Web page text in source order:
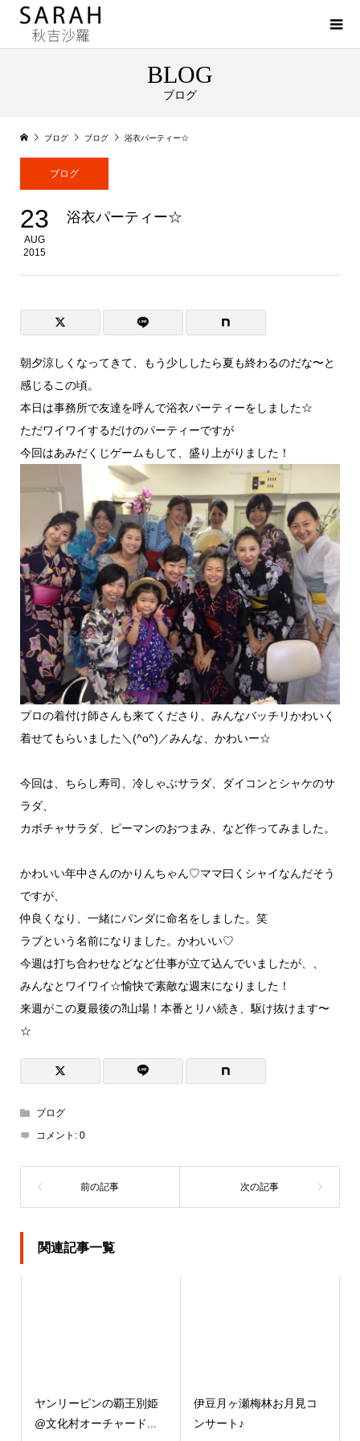
BLOG
ブログ
ブログ ブログ 浴衣パーティー☆
ブログ
23
AUG
2015
浴衣パーティー☆
朝夕涼しくなってきて、もう少ししたら夏も終わるのだな〜と
感じるこの頃。
本日は事務所で友達を呼んで浴衣パーティーをしました☆
ただワイワイするだけのパーティーですが
今回はあみだくじゲームもして、盛り上がりました！
プロの着付け師さんも来てくださり、みんなバッチリかわいく
着せてもらいました＼(^o^)／みんな、かわいー☆
今回は、ちらし寿司、冷しゃぶサラダ、ダイコンとシャケのサ
ラダ、
カボチャサラダ、ピーマンのおつまみ、など作ってみました。
かわいい年中さんのかりんちゃん♡ママ曰くシャイなんだそう
ですが、
仲良くなり、一緒にパンダに命名をしました。笑
ラブという名前になりました。かわいい♡
今週は打ち合わせなどなど仕事が立て込んでいましたが、、
みんなとワイワイ☆愉快で素敵な週末になりました！
来週がこの夏最後の⁈山場！本番とリハ続き、駆け抜けます〜
☆
ブログ
コメント: 0
関連記事一覧
ヤンリーピンの覇王別姫
@文化村オーチャード...
伊豆月ヶ瀬梅林お月見コ
ンサート♪